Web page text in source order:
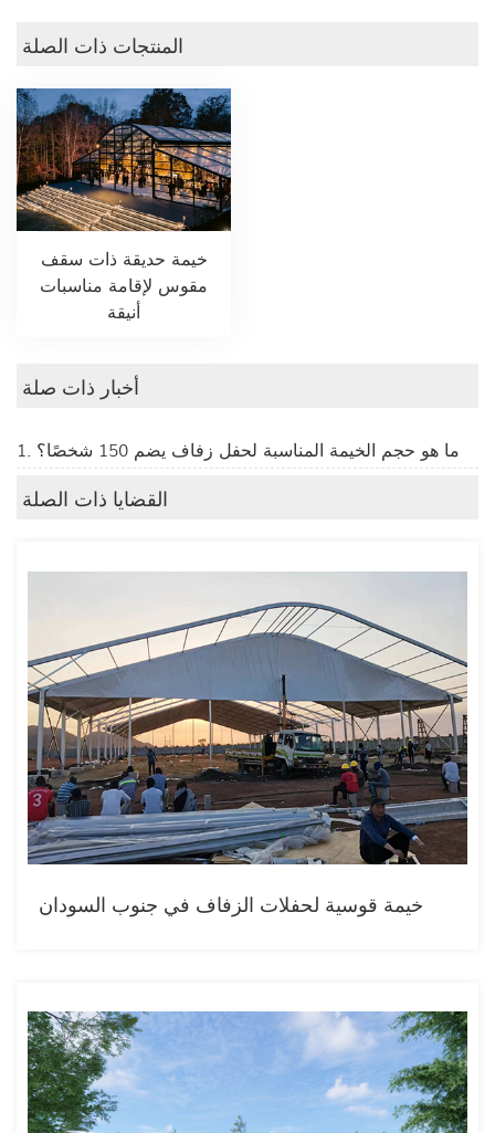
المنتجات ذات الصلة
خيمة حديقة ذات سقف
مقوس لإقامة مناسبات
أنيقة
أخبار ذات صلة
1. ما هو حجم الخيمة المناسبة لحفل زفاف يضم 150 شخصًا؟
القضايا ذات الصلة
خيمة قوسية لحفلات الزفاف في جنوب السودان